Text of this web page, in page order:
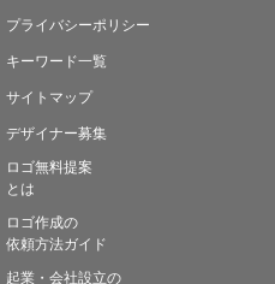
プライバシーポリシー
キーワード一覧
サイトマップ
デザイナー募集
ロゴ無料提案
とは
ロゴ作成の
依頼方法ガイド
起業・会社設立の